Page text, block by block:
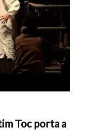
Toc porta a